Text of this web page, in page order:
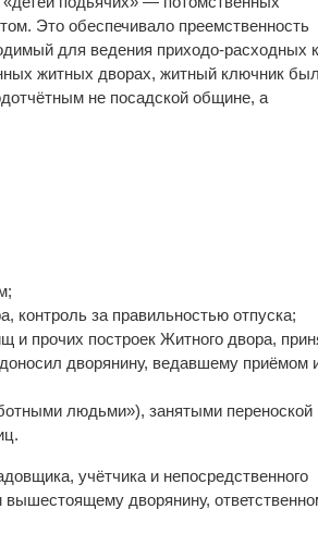
Это обеспечивало преемственность
для ведения приходо-расходных
житных дворах, житный ключник был
не посадской общине, а
контроль за правильностью отпуска;
и прочих построек Житного двора,
дворянину, ведавшему приёмом
людьми»), занятыми переноской
учётчика и непосредственного
дворянину,